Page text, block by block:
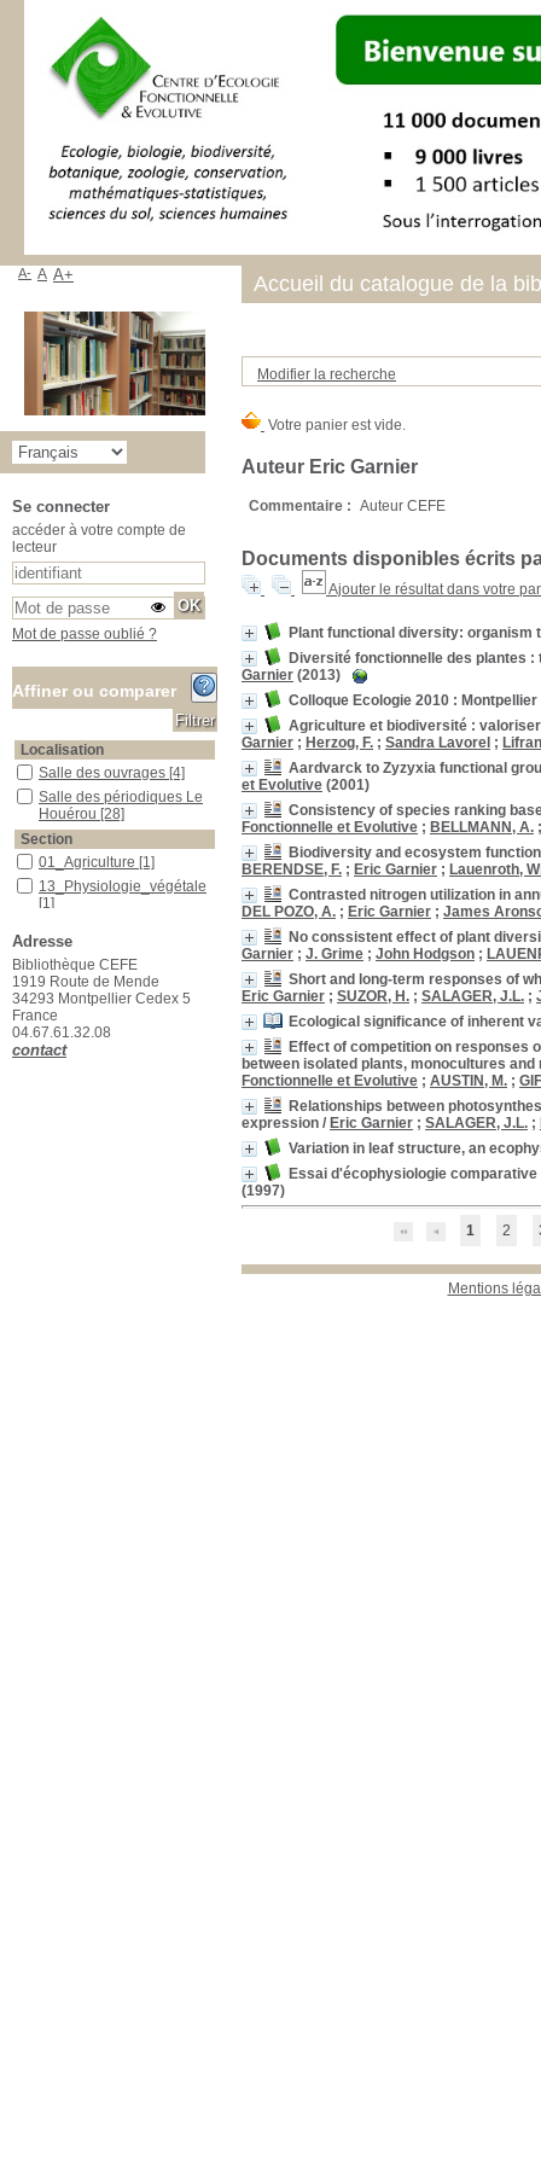
Modifier la recherche
Auteur Eric Garnier
Commentaire : Auteur CEFE
Documents disponibles écrits
Ajouter le résultat dans votre
Plant functional diversity:
Diversité fonctionnelle des plantes
Garnier (2013)
Colloque Ecologie 2010 :
Agriculture et biodiversité :
Garnier ; Herzog, F. ; Sandra Lavorel ;
Aardvarck to Zyzyxia functional
et Evolutive (2001)
Consistency of species ranking
Fonctionnelle et Evolutive ; BELLMANN, A.
Biodiversity and ecosystem
BERENDSE, F. ; Eric Garnier ; Lauenroth,
Contrasted nitrogen utilization in
DEL POZO, A. ; Eric Garnier ; James
No conssistent effect of plant
Garnier ; J. Grime ; John Hodgson ;
Short and long-term responses of
Eric Garnier ; SUZOR, H. ; SALAGER, J.L. ;
Ecological significance of inherent
Effect of competition on responses
between isolated plants, monocultures
Fonctionnelle et Evolutive ; AUSTIN, M. ;
Relationships between
expression / Eric Garnier ; SALAGER, J.L. ;
Variation in leaf structure, an
Essai d'écophysiologie
(1997)
1 2
Mentions
Accueil du catalogue de la
A- A A+
Se connecter
accéder à votre compte de
lecteur
Mot de passe oublié ?
Affiner ou comparer
Localisation
Salle des ouvrages
Salle des ouvrages [4]
Salle des périodiques Le Houérou
Salle des périodiques Le
Houérou [28]
Section
01_Agriculture
01_Agriculture [1]
13_Physiologie_végétale
13_Physiologie_végétale
[1]
16_Ecologie_végétale
16_Ecologie_végétale
23_Publications_CEFE
23_Publications_CEFE
[27]
Adresse
Bibliothèque CEFE
1919 Route de Mende
34293 Montpellier Cedex 5
France
04.67.61.32.08
contact